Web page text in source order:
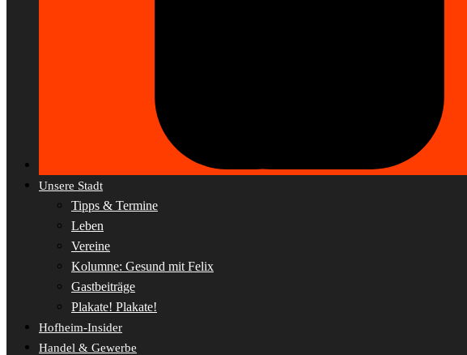
Unsere Stadt
Tipps & Termine
Leben
Vereine
Kolumne: Gesund mit Felix
Gastbeiträge
Plakate! Plakate!
Hofheim-Insider
Handel & Gewerbe